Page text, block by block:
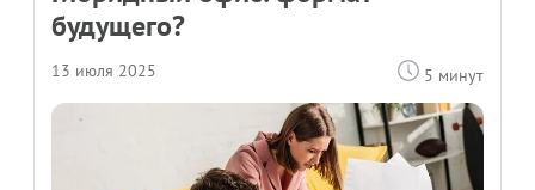
будущего?
13 июля 2025 5 минут